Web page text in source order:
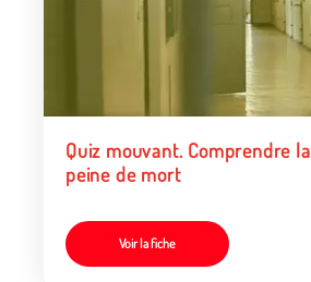
Quiz mouvant. Comprendre la
peine de mort
Voir la fiche